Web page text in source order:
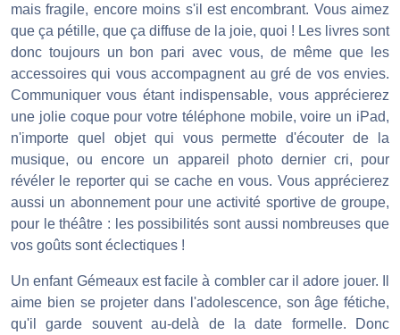
mais fragile, encore moins s'il est encombrant. Vous aimez
que ça pétille, que ça diffuse de la joie, quoi ! Les livres sont
donc toujours un bon pari avec vous, de même que les
accessoires qui vous accompagnent au gré de vos envies.
Communiquer vous étant indispensable, vous apprécierez
une jolie coque pour votre téléphone mobile, voire un iPad,
n'importe quel objet qui vous permette d'écouter de la
musique, ou encore un appareil photo dernier cri, pour
révéler le reporter qui se cache en vous. Vous apprécierez
aussi un abonnement pour une activité sportive de groupe,
pour le théâtre : les possibilités sont aussi nombreuses que
vos goûts sont éclectiques !
Un enfant Gémeaux est facile à combler car il adore jouer. Il
aime bien se projeter dans l'adolescence, son âge fétiche,
qu'il garde souvent au-delà de la date formelle. Donc